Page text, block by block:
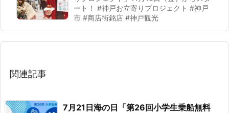
ート！ #神戸お立寄りプロジェクト #神戸
市 #商店街銘店 #神戸観光
関連記事
7月21日海の日「第26回小学生乗船無料